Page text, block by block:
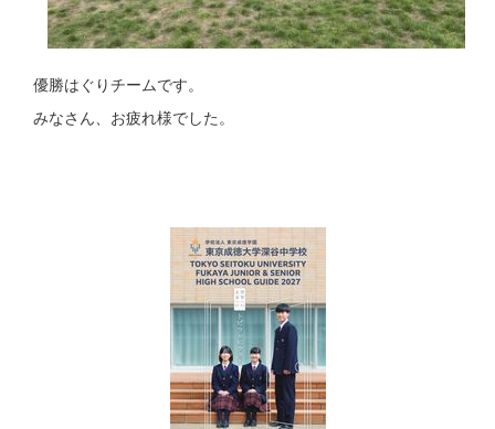
優勝はぐりチームです。
みなさん、お疲れ様でした。